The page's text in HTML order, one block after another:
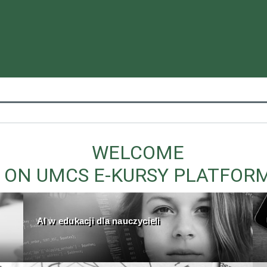
WELCOME
ON UMCS E-KURSY
AI w edukacji dla nauczycieli